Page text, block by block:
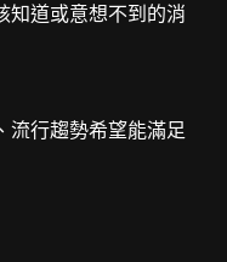
知道或意想不到的消
流行趨勢希望能滿足